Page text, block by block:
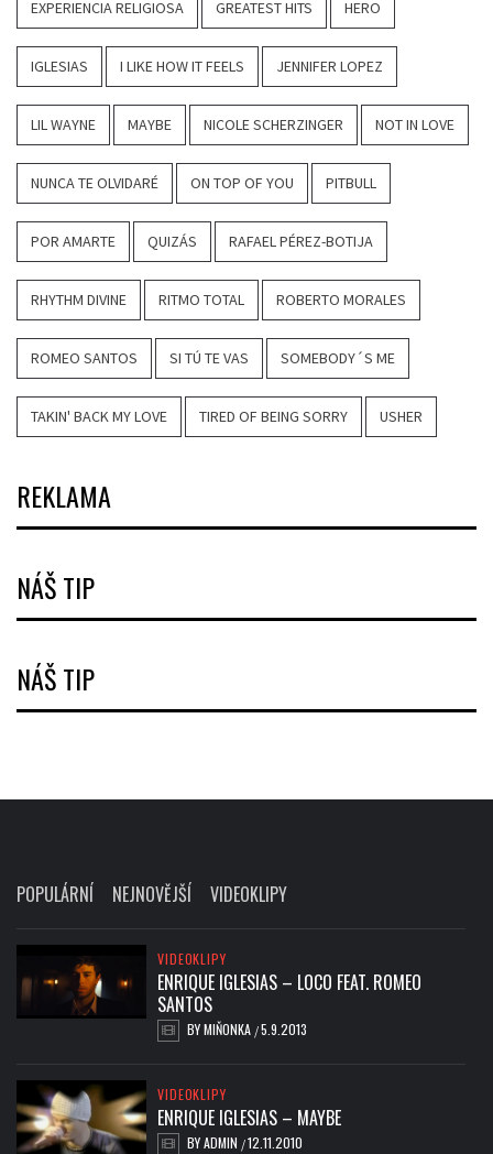
EXPERIENCIA RELIGIOSA GREATEST HITS HERO
IGLESIAS I LIKE HOW IT FEELS JENNIFER LOPEZ
LIL WAYNE MAYBE NICOLE SCHERZINGER NOT IN LOVE
NUNCA TE OLVIDARÉ ON TOP OF YOU PITBULL
POR AMARTE QUIZÁS RAFAEL PÉREZ-BOTIJA
RHYTHM DIVINE RITMO TOTAL ROBERTO MORALES
ROMEO SANTOS SI TÚ TE VAS SOMEBODY´S ME
TAKIN' BACK MY LOVE TIRED OF BEING SORRY USHER
REKLAMA
NÁŠ TIP
NÁŠ TIP
POPULÁRNÍ NEJNOVĚJŠÍ VIDEOKLIPY
VIDEOKLIPY
ENRIQUE IGLESIAS – LOCO FEAT. ROMEO
SANTOS
BYMIŇONKA /5.9.2013
VIDEOKLIPY
ENRIQUE IGLESIAS – MAYBE
BYADMIN /12.11.2010